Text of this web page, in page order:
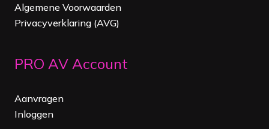
Algemene Voorwaarden
Privacyverklaring (AVG)
PRO AV Account
Aanvragen
Inloggen